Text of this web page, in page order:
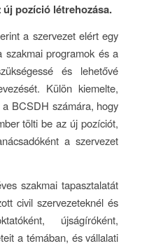
pozíció létrehozása.
a szervezet elért egy
szakmai programok és a
és lehetővé
Külön kiemelte,
BCSDH számára, hogy
tölti be az új pozíciót,
a szervezet
szakmai tapasztalatát
civil szervezeteknél és
újságíróként,
a témában, és vállalati